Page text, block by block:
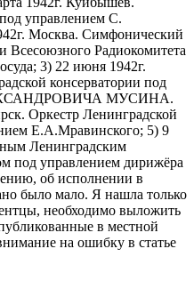
управлением С.
Москва. Симфонический
Всесоюзного Радиокомитета
3) 22 июня 1942г.
консерватории под
МУСИНА.
Оркестр Ленинградской
Е.А.Мравинского; 5) 9
Ленинградским
под управлением дирижёра
об исполнении в
было мало. Я нашла только
необходимо выложить
в местной
на ошибку в статье